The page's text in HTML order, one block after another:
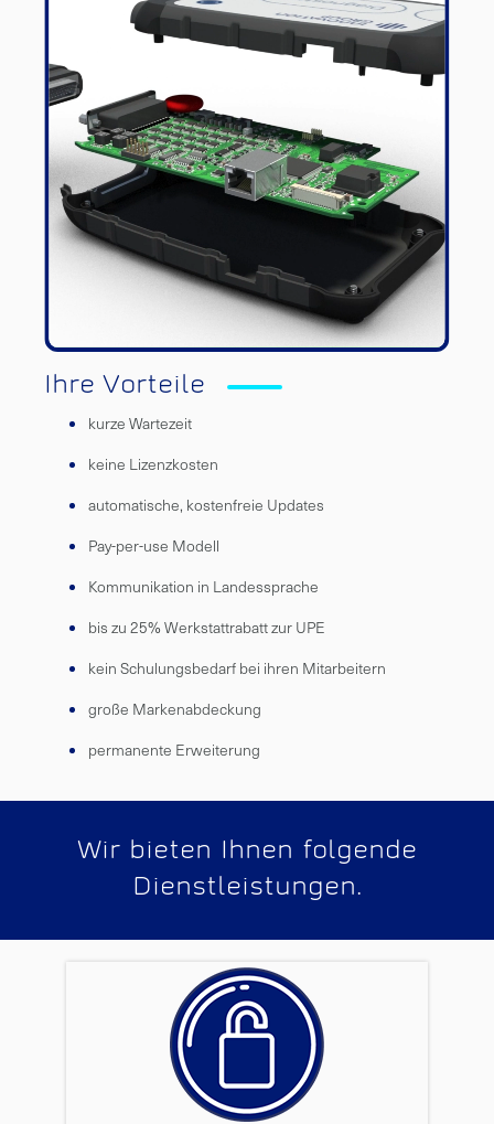
Ihre Vorteile
kurze Wartezeit
keine Lizenzkosten
automatische, kostenfreie Updates
Pay-per-use Modell
Kommunikation in Landessprache
bis zu 25% Werkstattrabatt zur UPE
kein Schulungsbedarf bei ihren Mitarbeitern
große Markenabdeckung
permanente Erweiterung
Wir bieten Ihnen folgende
Dienstleistungen.